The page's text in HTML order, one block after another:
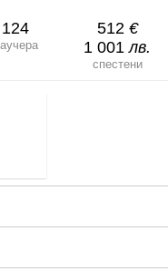
124 512 €
1 001лв.
спестени